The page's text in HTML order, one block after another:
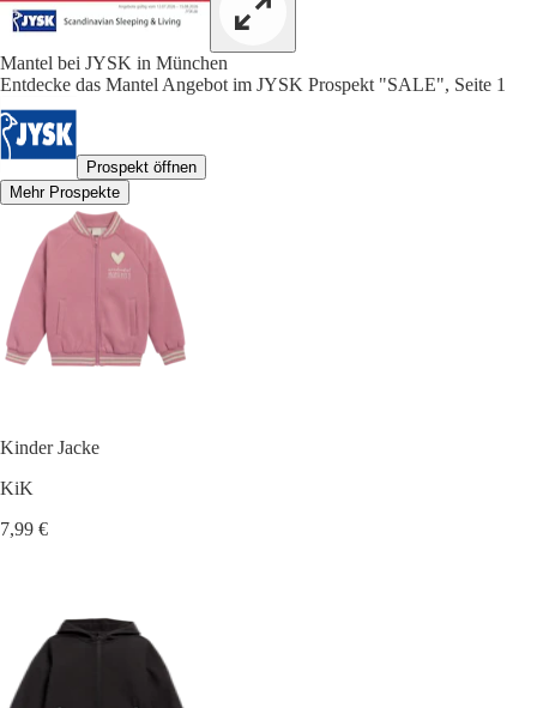
Mantel bei JYSK in München
Entdecke das Mantel Angebot im JYSK Prospekt "SALE", Seite 1
Prospekt öffnen
Mehr Prospekte
Kinder Jacke
KiK
7,99 €